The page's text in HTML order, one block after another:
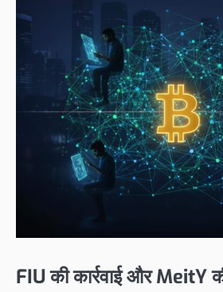
FIU की कार्रवाई और MeitY